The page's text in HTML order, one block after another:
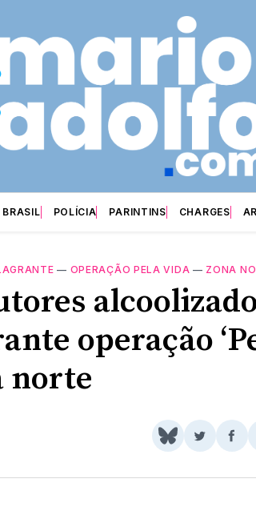
BRASIL POLÍCIA PARINTINS CHARGES
— OPERAÇÃO PELA VIDA — ZONA
operação
norte
Share
BlueSkyTwitter